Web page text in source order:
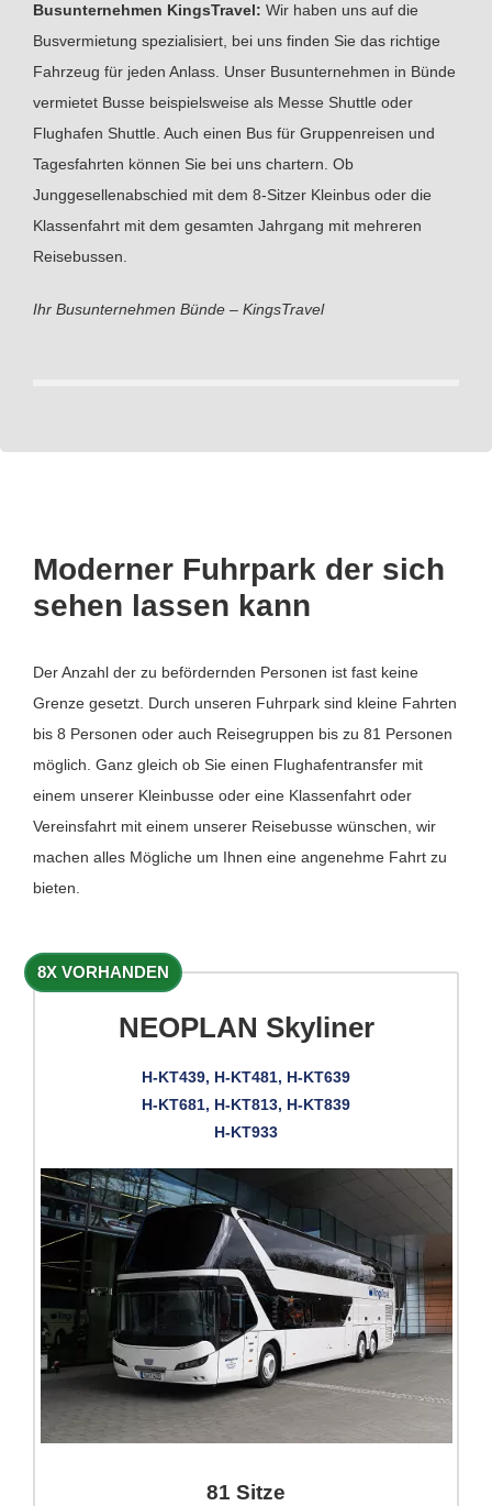
Busunternehmen KingsTravel: Wir haben uns auf die
Busvermietung spezialisiert, bei uns finden Sie das richtige
Fahrzeug für jeden Anlass. Unser Busunternehmen in Bünde
vermietet Busse beispielsweise als Messe Shuttle oder
Flughafen Shuttle. Auch einen Bus für Gruppenreisen und
Tagesfahrten können Sie bei uns chartern. Ob
Junggesellenabschied mit dem 8-Sitzer Kleinbus oder die
Klassenfahrt mit dem gesamten Jahrgang mit mehreren
Reisebussen.
Ihr Busunternehmen Bünde – KingsTravel
Moderner Fuhrpark der sich
sehen lassen kann
Der Anzahl der zu befördernden Personen ist fast keine
Grenze gesetzt. Durch unseren Fuhrpark sind kleine Fahrten
bis 8 Personen oder auch Reisegruppen bis zu 81 Personen
möglich. Ganz gleich ob Sie einen Flughafentransfer mit
einem unserer Kleinbusse oder eine Klassenfahrt oder
Vereinsfahrt mit einem unserer Reisebusse wünschen, wir
machen alles Mögliche um Ihnen eine angenehme Fahrt zu
bieten.
8X VORHANDEN
NEOPLAN Skyliner
H-KT439, H-KT481, H-KT639
H-KT681, H-KT813, H-KT839
H-KT933
81 Sitze